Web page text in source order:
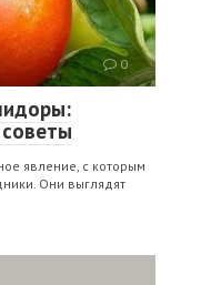
0
явление, с которым
Они выглядят